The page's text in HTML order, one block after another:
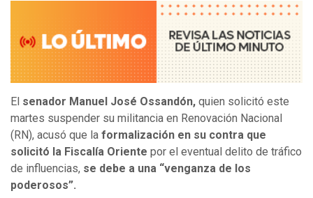
El senador Manuel José Ossandón, quien solicitó este
martes suspender su militancia en Renovación Nacional
(RN), acusó que la formalización en su contra que
solicitó la Fiscalía Oriente por el eventual delito de tráfico
de influencias, se debe a una “venganza de los
poderosos”.